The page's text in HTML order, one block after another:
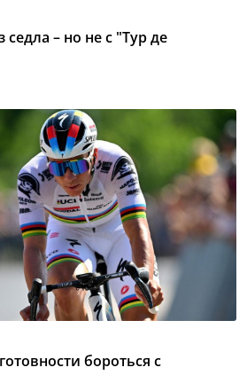
– но не с "Тур де
бороться с